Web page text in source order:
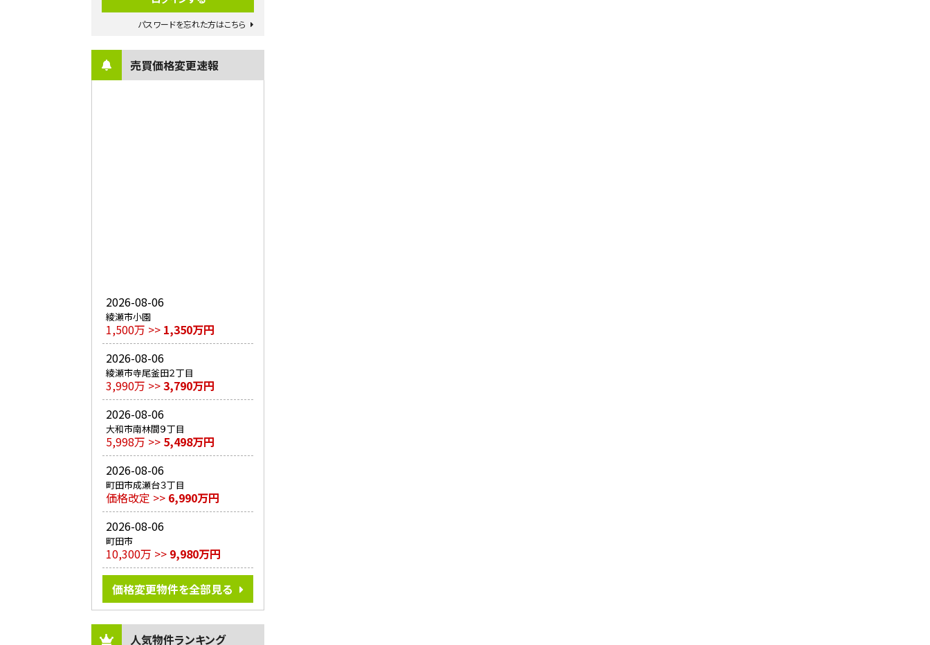
パスワードを忘れた方はこちら
売買価格変更速報
2026-08-06
綾瀬市小園
1,500万 >> 1,350万円
2026-08-06
綾瀬市寺尾釜田２丁目
3,990万 >>3,790万円
2026-08-06
大和市南林間９丁目
5,998万 >> 5,498万円
2026-08-06
町田市成瀬台３丁目
価格改定 >> 6,990万円
2026-08-06
町田市
10,300万 >> 9,980万円
価格変更物件を全部見る
人気物件ランキング